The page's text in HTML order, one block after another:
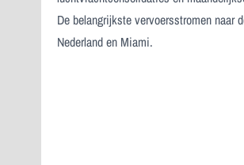
De belangrijkste vervoersstromen naar
Nederland en Miami.